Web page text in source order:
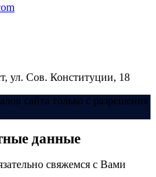
ул. Сов. Конституции, 18
сайта только с разрешения
данные
свяжемся с Вами